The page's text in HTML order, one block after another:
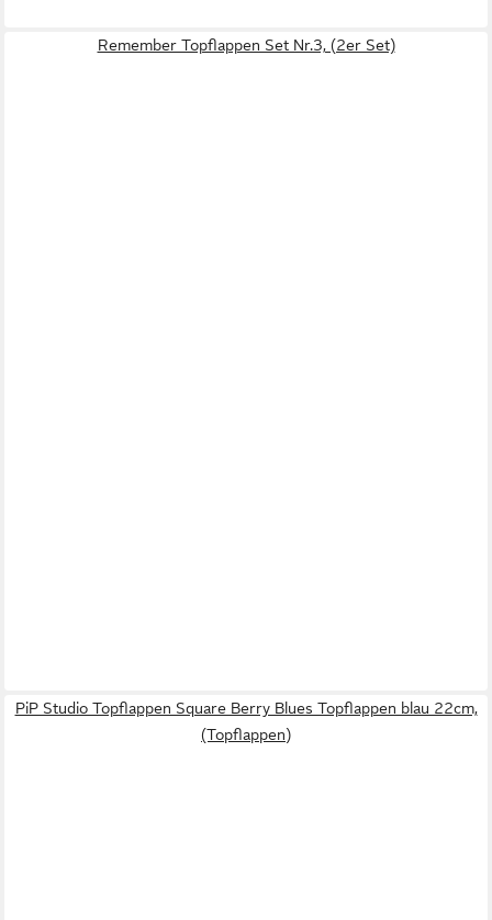
Remember Topflappen Set Nr.3, (2er Set)
PiP Studio Topflappen Square Berry Blues Topflappen blau 22cm,
(Topflappen)